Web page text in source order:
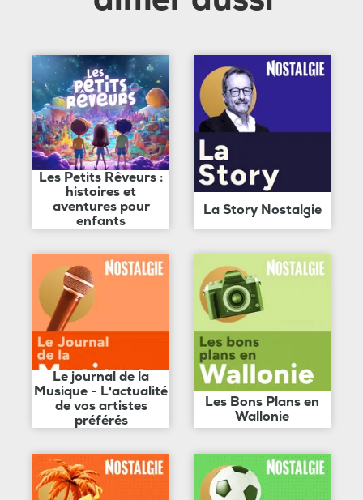
Les Petits Rêveurs :
histoires et
aventures pour
enfants
La Story Nostalgie
Le journal de la
Musique - L'actualité
de vos artistes
préférés
Les Bons Plans en
Wallonie